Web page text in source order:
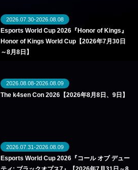
2026.07.30-2026.08.08
Esports World Cup 2026『Honor of Kings』
Honor of Kings World Cup【2026年7月30日
～8月8日】
2026.08.08-2026.08.09
The k4sen Con 2026【2026年8月8日、9日】
2026.07.31-2026.08.09
Esports World Cup 2026『コール オブ デュー